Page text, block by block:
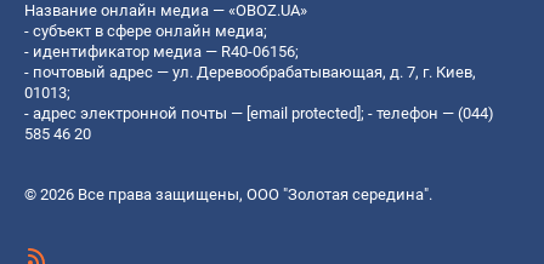
Название онлайн медиа — «OBOZ.UA»
- субъект в сфере онлайн медиа;
- идентификатор медиа — R40-06156;
- почтовый адрес — ул. Деревообрабатывающая, д. 7, г. Киев,
01013;
- адрес электронной почты — [email protected] ; - телефон — (044)
585 46 20
© 2026 Все права защищены, ООО "Золотая середина".